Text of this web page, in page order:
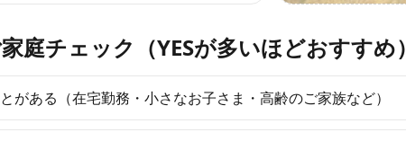
庭チェック（YESが多いほどおすすめ）
がある（在宅勤務・小さなお子さま・高齢のご家族など）